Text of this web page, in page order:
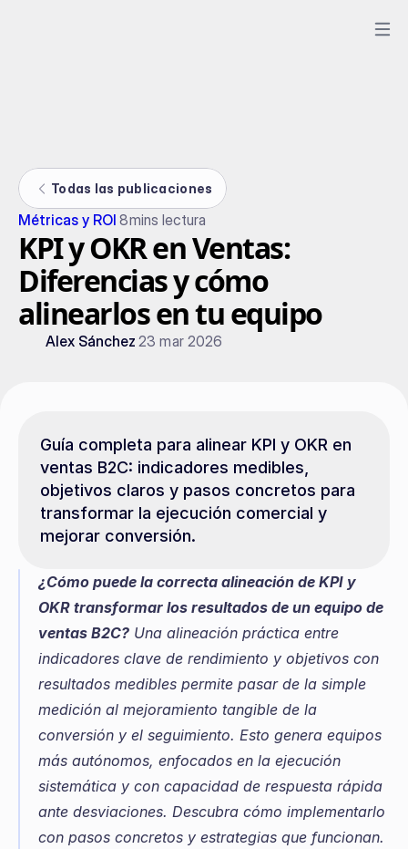
Todas las publicaciones
Métricas y ROI 8mins lectura
KPI y OKR en Ventas:
Diferencias y cómo
alinearlos en tu equipo
Alex Sánchez 23 mar 2026
Guía completa para alinear KPI y OKR en
ventas B2C: indicadores medibles,
objetivos claros y pasos concretos para
transformar la ejecución comercial y
mejorar conversión.
¿Cómo puede la correcta alineación de KPI y
OKR transformar los resultados de un equipo de
ventas B2C? Una alineación práctica entre
indicadores clave de rendimiento y objetivos con
resultados medibles permite pasar de la simple
medición al mejoramiento tangible de la
conversión y el seguimiento. Esto genera equipos
más autónomos, enfocados en la ejecución
sistemática y con capacidad de respuesta rápida
ante desviaciones. Descubra cómo implementarlo
con pasos concretos y estrategias que funcionan.